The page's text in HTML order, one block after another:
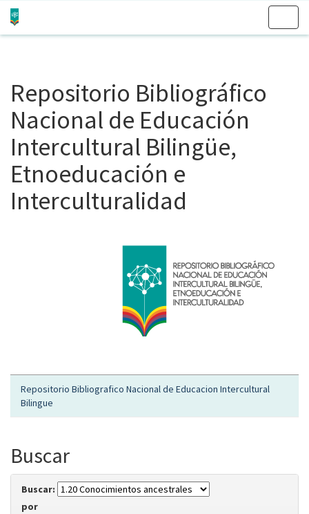
Repositorio Bibliográfico
Nacional de Educación
Intercultural Bilingüe,
Etnoeducación e
Interculturalidad
Repositorio Bibliografico Nacional de Educacion Intercultural
Bilingue
Buscar
Buscar:
por